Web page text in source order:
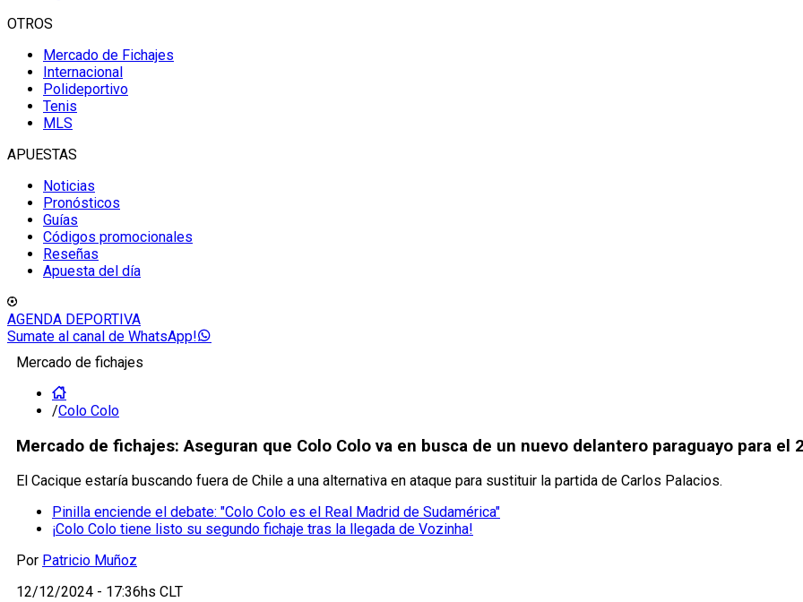
OTROS
Mercado de Fichajes
Internacional
Polideportivo
Tenis
MLS
APUESTAS
Noticias
Pronósticos
Guías
Códigos promocionales
Reseñas
Apuesta del día
AGENDA DEPORTIVA
Sumate al canal de WhatsApp!
Mercado de fichajes
/Colo Colo
Mercado de fichajes: Aseguran que Colo Colo va en busca de un nuevo delantero paraguayo para el
El Cacique estaría buscando fuera de Chile a una alternativa en ataque para sustituir la partida de Carlos Palacios.
Pinilla enciende el debate: "Colo Colo es el Real Madrid de Sudamérica"
¡Colo Colo tiene listo su segundo fichaje tras la llegada de Vozinha!
Por Patricio Muñoz
12/12/2024 - 17:36hs CLT